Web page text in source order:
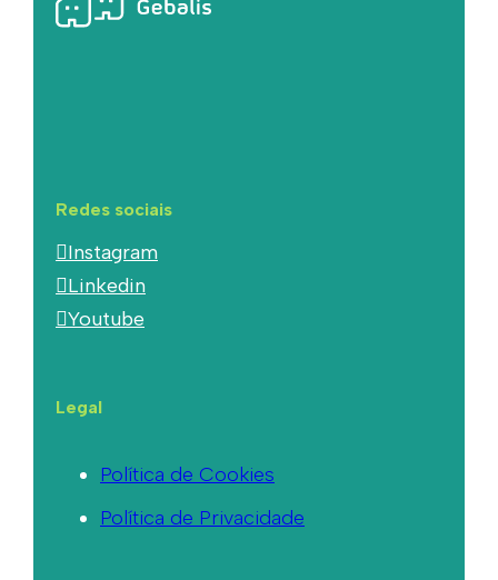
Redes sociais
Instagram
Linkedin
Youtube
Legal
Política de Cookies
Política de Privacidade